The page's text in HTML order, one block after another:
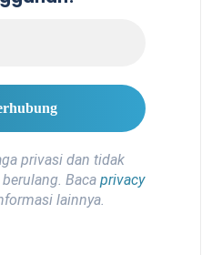
privasi dan tidak
Baca privacy
lainnya.